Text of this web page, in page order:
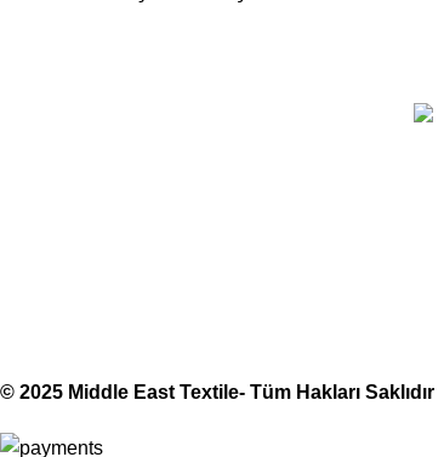
© 2025 Middle East Textile- Tüm Hakları Saklıdır